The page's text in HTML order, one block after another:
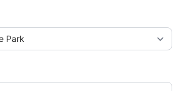
Park